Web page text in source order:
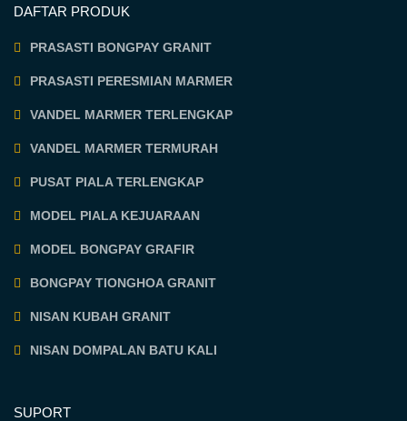
DAFTAR PRODUK
PRASASTI BONGPAY GRANIT
PRASASTI PERESMIAN MARMER
VANDEL MARMER TERLENGKAP
VANDEL MARMER TERMURAH
PUSAT PIALA TERLENGKAP
MODEL PIALA KEJUARAAN
MODEL BONGPAY GRAFIR
BONGPAY TIONGHOA GRANIT
NISAN KUBAH GRANIT
NISAN DOMPALAN BATU KALI
SUPORT